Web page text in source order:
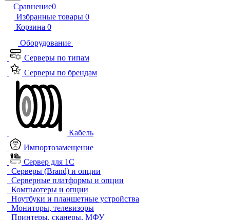
Сравнение0
Избранные товары 0
Корзина 0
Оборудование
Серверы по типам
Серверы по брендам
Кабель
Импортозамещение
Сервер для 1С
Серверы (Brand) и опции
Серверные платформы и опции
Компьютеры и опции
Ноутбуки и планшетные устройства
Мониторы, телевизоры
Принтеры, сканеры, МФУ